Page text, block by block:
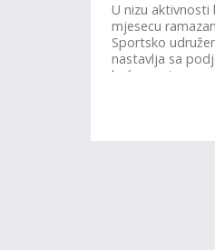
U nizu
mjesecu
Sportsko
nastavlja sa
kućna vrata na